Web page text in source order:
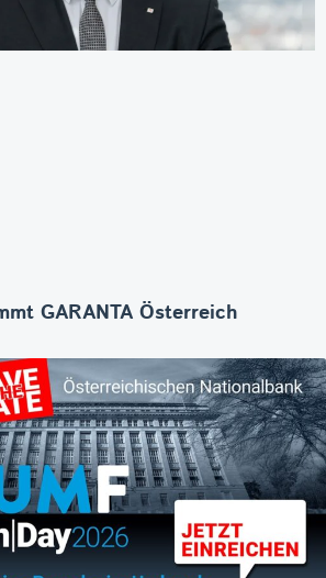
GARANTA Österreich